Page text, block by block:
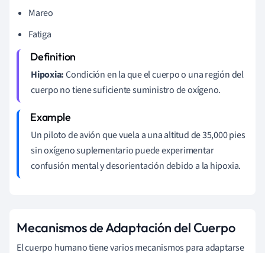
Mareo
Fatiga
Hipoxia:Condición en la que el cuerpo o una región del
cuerpo no tiene suficiente suministro de oxígeno.
Un piloto de avión que vuela a una altitud de 35,000 pies
sin oxígeno suplementario puede experimentar
confusión mental y desorientación debido a la hipoxia.
Mecanismos de Adaptación del Cuerpo
El cuerpo humano tiene varios mecanismos para adaptarse